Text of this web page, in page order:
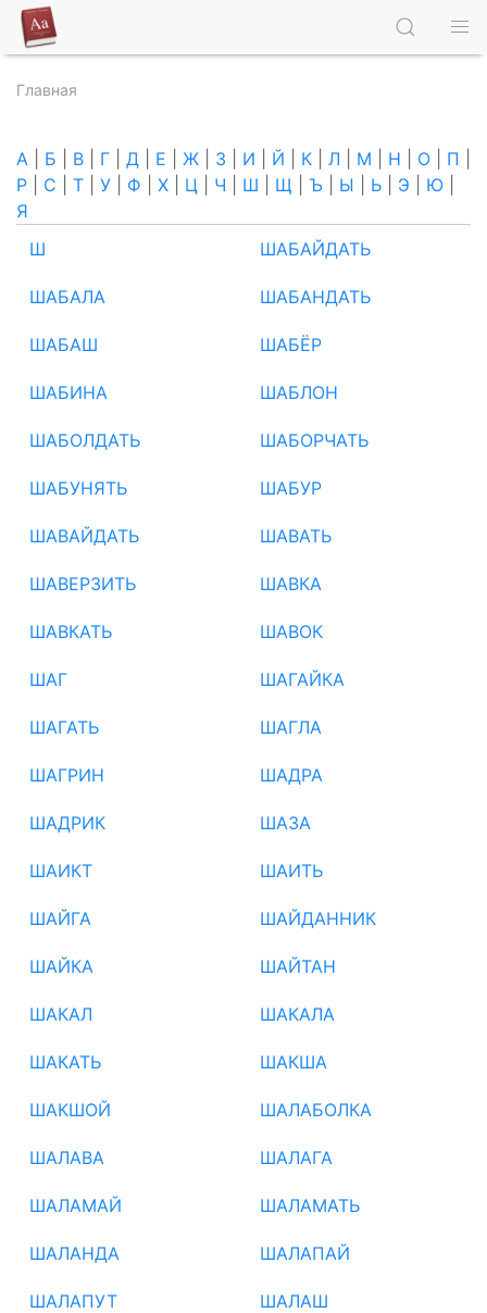
Главная
А Б В Г Д Е Ж З И Й К Л М Н О П
Р
С Т У Ф Х Ц Ч Ш Щ Ъ Ы Ь Э Ю
Я
Ш
ШАБАЙДАТЬ
ШАБАЛА ШАБАНДАТЬ
ШАБАШ ШАБЁР
ШАБИНА ШАБЛОН
ШАБОЛДАТЬ ШАБОРЧАТЬ
ШАБУНЯТЬ ШАБУР
ШАВАЙДАТЬ ШАВАТЬ
ШАВЕРЗИТЬ ШАВКА
ШАВКАТЬ ШАВОК
ШАГ ШАГАЙКА
ШАГАТЬ ШАГЛА
ШАГРИН ШАДРА
ШАДРИК ШАЗА
ШАИКТ ШАИТЬ
ШАЙГА ШАЙДАННИК
ШАЙКА ШАЙТАН
ШАКАЛ ШАКАЛА
ШАКАТЬ ШАКША
ШАКШОЙ ШАЛАБОЛКА
ШАЛАВА ШАЛАГА
ШАЛАМАЙ ШАЛАМАТЬ
ШАЛАНДА ШАЛАПАЙ
ШАЛАПУТ ШАЛАШ